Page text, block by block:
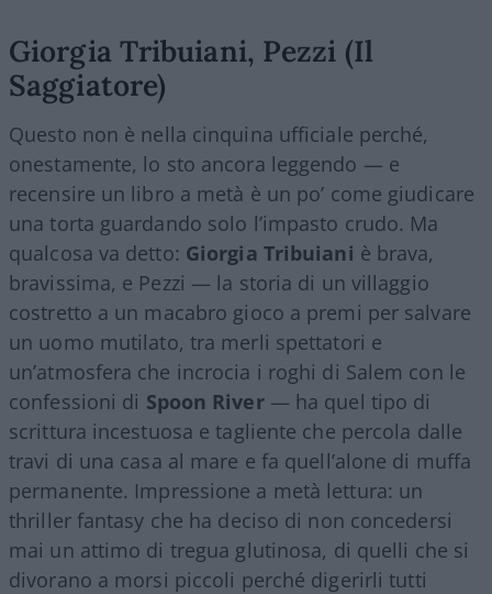
Giorgia Tribuiani, Pezzi (Il
Saggiatore)
Questo non è nella cinquina ufficiale perché,
onestamente, lo sto ancora leggendo — e
recensire un libro a metà è un po’ come giudicare
una torta guardando solo l’impasto crudo. Ma
qualcosa va detto: Giorgia Tribuiani è brava,
bravissima, e Pezzi — la storia di un villaggio
costretto a un macabro gioco a premi per salvare
un uomo mutilato, tra merli spettatori e
un’atmosfera che incrocia i roghi di Salem con le
confessioni di Spoon River— ha quel tipo di
scrittura incestuosa e tagliente che percola dalle
travi di una casa al mare e fa quell’alone di muffa
permanente. Impressione a metà lettura: un
thriller fantasy che ha deciso di non concedersi
mai un attimo di tregua glutinosa, di quelli che si
divorano a morsi piccoli perché digerirli tutti